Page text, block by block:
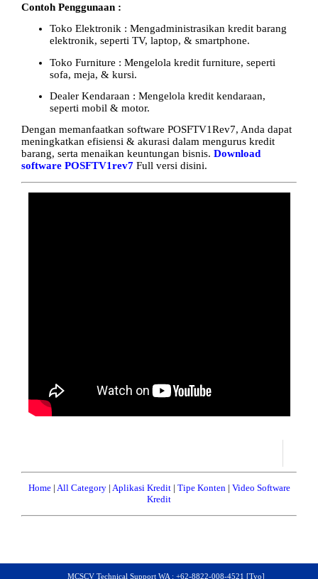
Contoh Penggunaan :
Toko Elektronik : Mengadministrasikan kredit barang
elektronik, seperti TV, laptop, & smartphone.
Toko Furniture : Mengelola kredit furniture, seperti
sofa, meja, & kursi.
Dealer Kendaraan : Mengelola kredit kendaraan,
seperti mobil & motor.
Dengan memanfaatkan software POSFTV1Rev7, Anda dapat
meningkatkan efisiensi & akurasi dalam mengurus kredit
barang, serta menaikan keuntungan bisnis. Download
software POSFTV1rev7 Full versi disini.
Home| All Category| Aplikasi Kredit| Tipe Konten| Video Software
Kredit
MCSCV Technical Support WA : +62-8822-008-4521 [Tyo]